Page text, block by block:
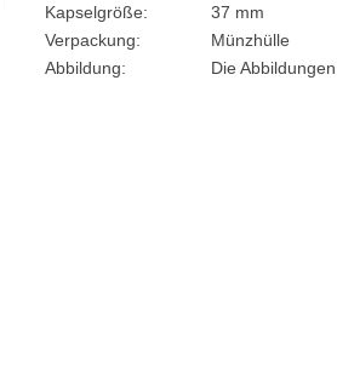
Kapselgröße:
37 mm
Verpackung:
Münzhülle
Abbildung:
Die